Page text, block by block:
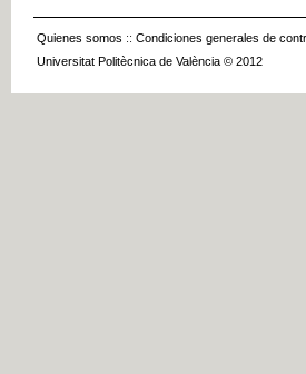
Quienes somos :: Condiciones generales de
Universitat Politècnica de València © 2012